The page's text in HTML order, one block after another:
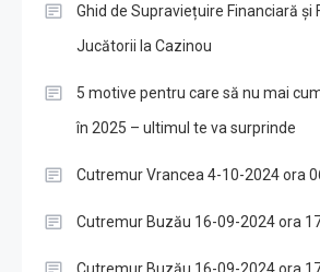
Ghid de Supraviețuire Financiară și
Jucătorii la Cazinou
5 motive pentru care să nu mai
în 2025 – ultimul te va surprinde
Cutremur Vrancea 4-10-2024 ora
Cutremur Buzău 16-09-2024 ora
Cutremur Buzău 16-09-2024 ora